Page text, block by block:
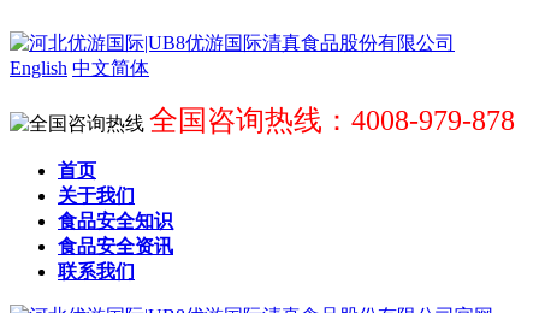
English 中文简体
全国咨询热线：4008-979-878
首页
关于我们
食品安全知识
食品安全资讯
联系我们